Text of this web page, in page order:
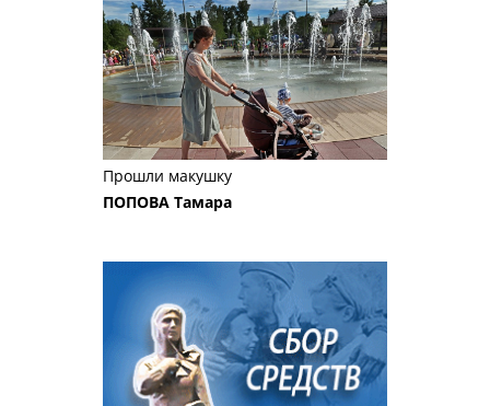
Прошли макушку
ПОПОВА Тамара